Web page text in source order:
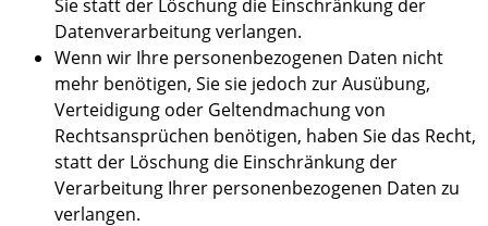
Sie statt der Löschung die Einschränkung der
Datenverarbeitung verlangen.
Wenn wir Ihre personenbezogenen Daten nicht
mehr benötigen, Sie sie jedoch zur Ausübung,
Verteidigung oder Geltendmachung von
Rechtsansprüchen benötigen, haben Sie das Recht,
statt der Löschung die Einschränkung der
Verarbeitung Ihrer personenbezogenen Daten zu
verlangen.